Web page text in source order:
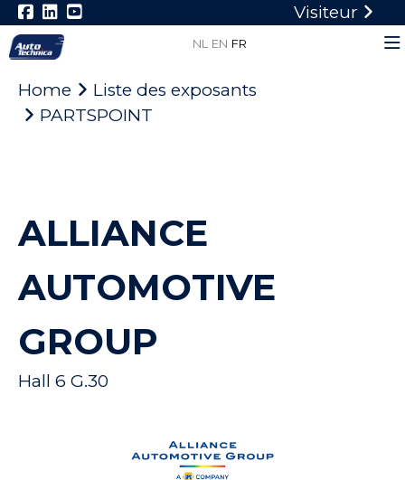
Visiteur
NL EN FR
Home
Liste des exposants
PARTSPOINT
ALLIANCE
AUTOMOTIVE
GROUP
Hall 6 G.30